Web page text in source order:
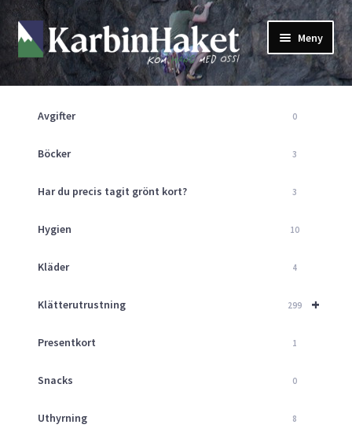
Hoppa
till
navigering
Hoppa
till
innehåll
Meny
Shop
Returpolicy
Mitt Konto
Kurser
Klätterväggen
Aktuellt
Avgifter 0
Böcker 3
Har du precis tagit grönt kort? 3
Hygien 10
Kläder 4
+
Klätterutrustning 299
Presentkort 1
Snacks 0
Uthyrning 8